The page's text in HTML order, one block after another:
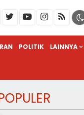
POLITIK LAINNYA